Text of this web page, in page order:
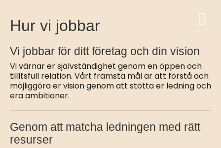
Hur vi jobbar
Vi jobbar för ditt företag och din vision
Vi värnar er självständighet genom en öppen och
tillitsfull relation. Vårt främsta mål är att förstå och
möjliggöra er vision genom att stötta er ledning och
era ambitioner.
Genom att matcha ledningen med rätt
resurser